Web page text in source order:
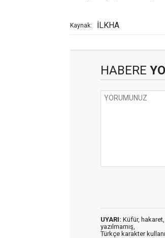
Kaynak: İLKHA
HABERE
UYARI: Küfür,
yazılmamış,
Türkçe karakter